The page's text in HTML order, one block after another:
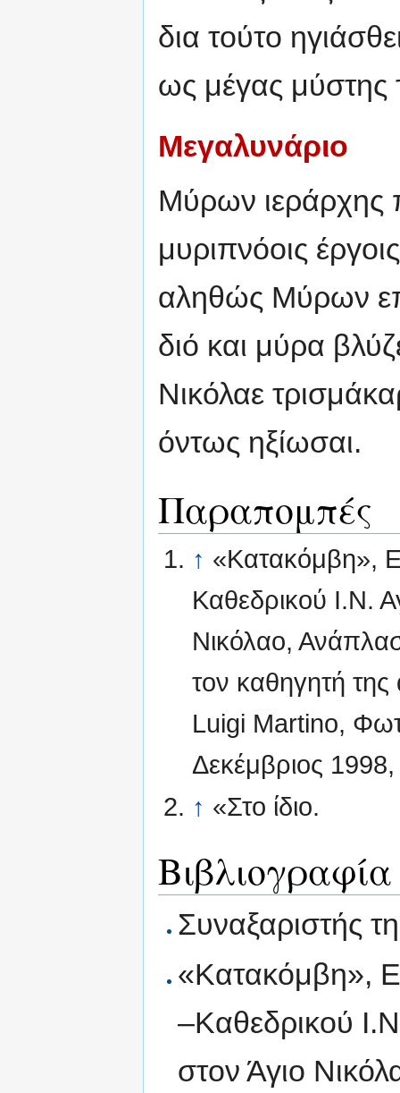
δια τούτο
ως μέγας μύστης
Μεγαλυνάριο
Μύρων ιεράρχης
μυριπνόοις
αληθώς Μύρων
διό και μύρα
Νικόλαε
όντως ηξίωσαι.
Παραπομπές
↑ «Κατακόμβη»,
Καθεδρικού Ι.Ν.
Νικόλαο,
τον καθηγητή της
Luigi Martino,
Δεκέμβριος
↑ «Στο ίδιο.
Βιβλιογραφία
Συναξαριστής
«Κατακόμβη»,
–Καθεδρικού
στον Άγιο